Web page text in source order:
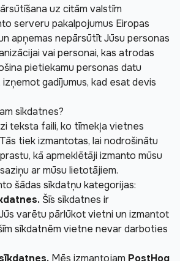
uz citām valstīm
serveru pakalpojumus Eiropas
apņemas nepārsūtīt Jūsu personas
vai personai, kas atrodas
pietiekamu personas datu
izņemot gadījumus, kad esat devis
sīkdatnes?
teksta faili, ko tīmekļa vietnes
tiek izmantotas, lai nodrošinātu
kā apmeklētāji izmanto mūsu
ar mūsu lietotājiem.
šādas sīkdatņu kategorijas:
Šīs sīkdatnes ir
varētu pārlūkot vietni un izmantot
sīkdatnēm vietne nevar darboties
Mēs izmantojam PostHog